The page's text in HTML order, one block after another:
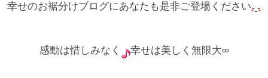
幸せのお裾分けブログにあなたも是非ご登場ください
感動は惜しみなく 幸せは美しく無限大∞